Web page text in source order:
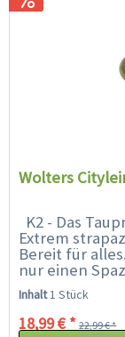
Wolters
K2 - Das
Extrem
Bereit für
nur einen
Qualität setzen.
Inhalt1 Stück
18,99 € * 22,99 € *